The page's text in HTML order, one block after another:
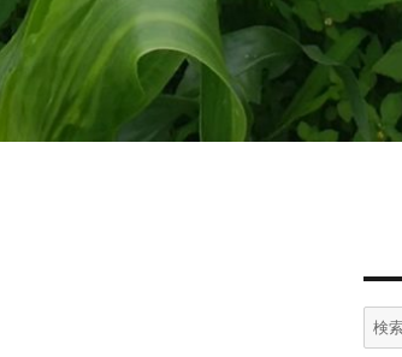
検
索